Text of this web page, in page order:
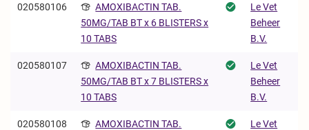
020580106
AMOXIBACTIN TAB.
50MG/TAB BT x 6 BLISTERS x
10 TABS
Le Vet
Beheer
B.V.
020580107
AMOXIBACTIN TAB.
50MG/TAB BT x 7 BLISTERS x
10 TABS
Le Vet
Beheer
B.V.
020580108
AMOXIBACTIN TAB.
Le Vet